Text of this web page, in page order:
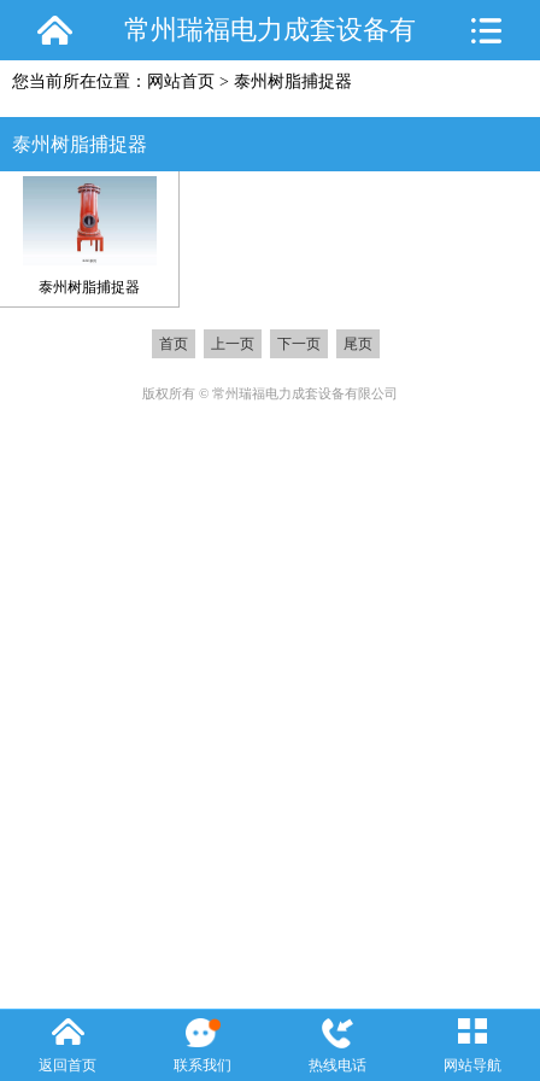
常州瑞福电力成套设备有
限公司
您当前所在位置： 网站首页 > 泰州树脂捕捉器
泰州树脂捕捉器
泰州树脂捕捉器
首页 上一页 下一页 尾页
版权所有 © 常州瑞福电力成套设备有限公司
返回首页 联系我们 热线电话 网站导航